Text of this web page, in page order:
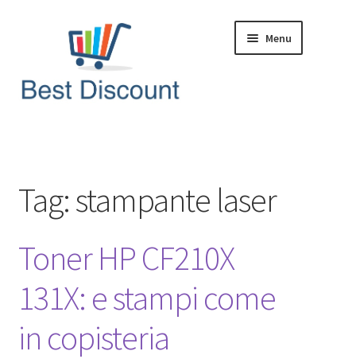
navigazione
Menu
Offerte in Tempo Reale
Articoli & News
Tag:stampante laser
Toner HP CF210X
131X: e stampi come
in copisteria